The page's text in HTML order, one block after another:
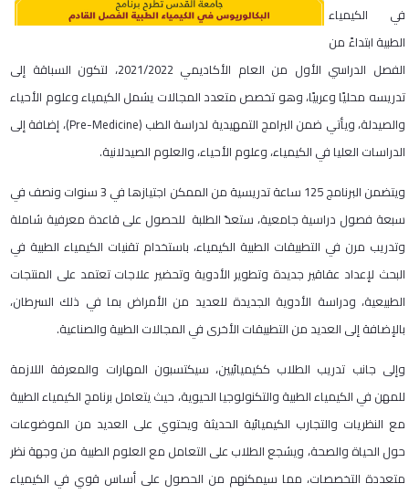
في الكيمياء
الطبية ابتداءً من
الفصل الدراسي الأول من العام الأكاديمي 2021/2022، لتكون السباقة إلى
تدريسه محليًا وعربيًا، وهو تخصص متعدد المجالات يشمل الكيمياء وعلوم الأحياء
والصيدلة، ويأتي ضمن البرامج التمهيدية لدراسة الطب (Pre-Medicine)، إضافة إلى
الدراسات العليا في الكيمياء، وعلوم الأحياء، والعلوم الصيدلانية.
ويتضمن البرنامج 125 ساعة تدريسية من الممكن اجتيازها في 3 سنوات ونصف في
سبعة فصول دراسية جامعية، ستعدّ الطلبة للحصول على قاعدة معرفية شاملة
وتدريب مرن في التطبيقات الطبية الكيمياء، باستخدام تقنيات الكيمياء الطبية في
البحث لإعداد عقاقير جديدة وتطوير الأدوية وتحضير علاجات تعتمد على المنتجات
الطبيعية، ودراسة الأدوية الجديدة للعديد من الأمراض بما في ذلك السرطان،
بالإضافة إلى العديد من التطبيقات الأخرى في المجالات الطبية والصناعية.
وإلى جانب تدريب الطلاب ككيميائيين، سيكتسبون المهارات والمعرفة اللازمة
للمهن في الكيمياء الطبية والتكنولوجيا الحيوية، حيث يتعامل برنامج الكيمياء الطبية
مع النظريات والتجارب الكيميائية الحديثة ويحتوي على العديد من الموضوعات
حول الحياة والصحة، ويشجع الطلاب على التعامل مع العلوم الطبية من وجهة نظر
متعددة التخصصات، مما سيمكنهم من الحصول على أساس قوي في الكيمياء